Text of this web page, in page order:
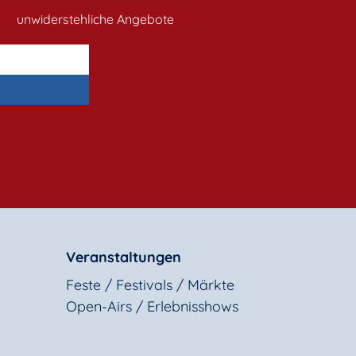
unwiderstehliche Angebote
Veranstaltungen
Feste / Festivals / Märkte
Open-Airs / Erlebnisshows